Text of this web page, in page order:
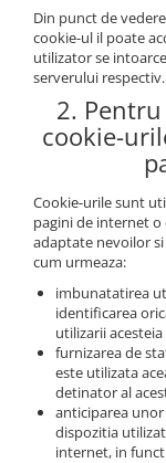
Din punct de
cookie-ul il poate
utilizator se
serverului respectiv.
2.
cookie-
Cookie-urile sunt
pagini de internet o
adaptate nevoilor
cum urmeaza:
imbunatatirea
identificarea
utilizarii
furnizarea de
este utilizata
detinator al
anticiparea
dispozitia
internet, in